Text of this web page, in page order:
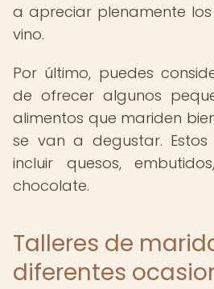
a apreciar plenamente
vino.
Por último, puedes
de ofrecer algunos
alimentos que mariden
se van a degustar.
incluir quesos,
chocolate.
Talleres de
diferentes